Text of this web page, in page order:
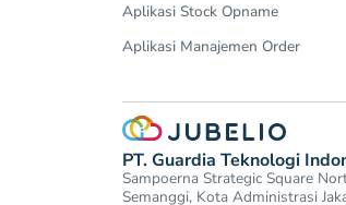
Aplikasi Stock Opname
Aplikasi Manajemen Order
PT. Guardia Teknologi
Sampoerna Strategic Square
Semanggi, Kota Administrasi